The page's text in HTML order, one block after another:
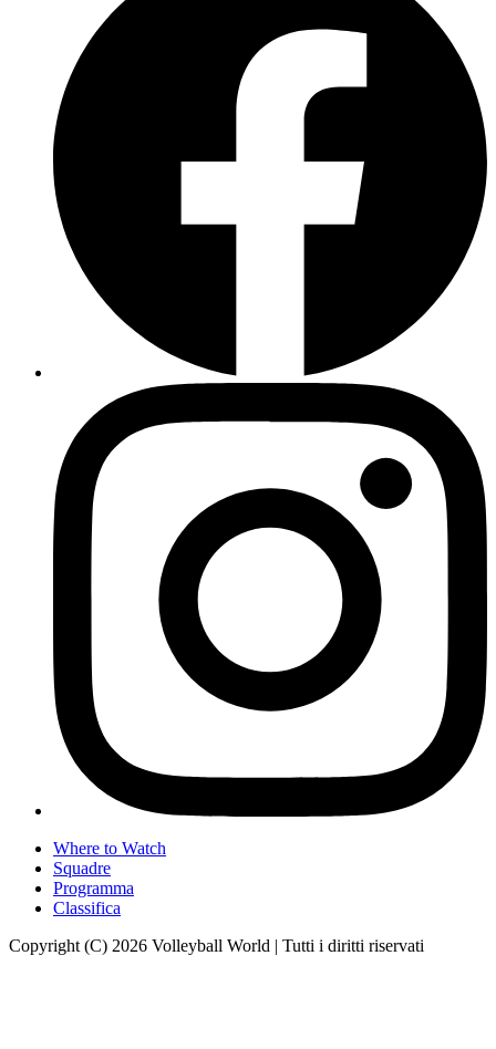
Where to Watch
Squadre
Programma
Classifica
Copyright (C) 2026 Volleyball World | Tutti i diritti riservati